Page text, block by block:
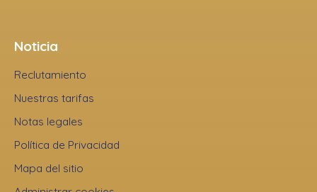
Noticia
Reclutamiento
Nuestras tarifas
Notas legales
Política de Privacidad
Mapa del sitio